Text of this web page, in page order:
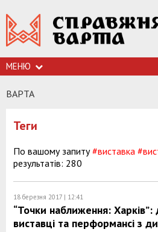
МЕНЮ
ВАРТА
Теги
По вашому запиту#виставка
результатів: 280
18 березня 2017 | 12:41
“Точки наближення: Харків”:
виставці та перформансі з